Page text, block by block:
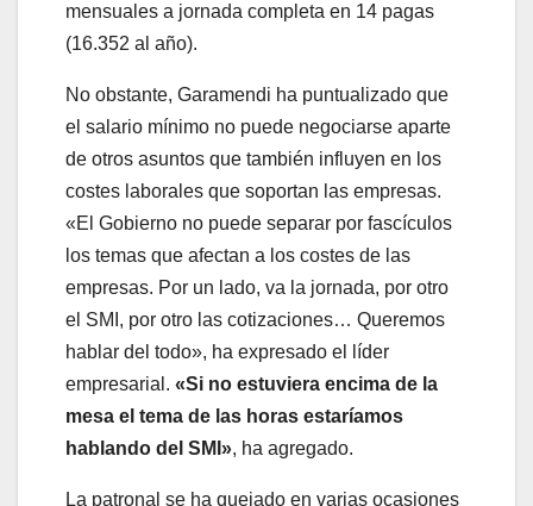
mensuales a jornada completa en 14 pagas
(16.352 al año).
No obstante, Garamendi ha puntualizado que
el salario mínimo no puede negociarse aparte
de otros asuntos que también influyen en los
costes laborales que soportan las empresas.
«El Gobierno no puede separar por fascículos
los temas que afectan a los costes de las
empresas. Por un lado, va la jornada, por otro
el SMI, por otro las cotizaciones… Queremos
hablar del todo», ha expresado el líder
empresarial. «Si no estuviera encima de la
mesa el tema de las horas estaríamos
hablando del SMI», ha agregado.
La patronal se ha quejado en varias ocasiones